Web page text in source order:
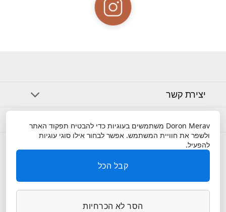
יצירת קשר
שירות לקוחות
Doron Merav משתמשים בעוגיות כדי להבטיח תפקוד האתר
ולשפר את חוויית המשתמש. אפשר לבחור אילו סוגי עוגיות
להפעיל.
קבל הכל
הסר לא הכרחיות